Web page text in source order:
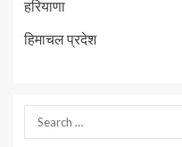
हरियाणा
हिमाचल प्रदेश